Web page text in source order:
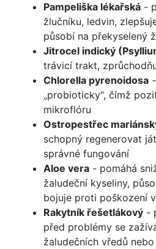
Pampeliška lékařská -
žlučníku, ledvin,
působí na překyselený
Jitrocel indický
trávicí trakt,
Chlorella pyrenoidosa
„probioticky“, čímž
mikroflóru
Ostropestřec
schopný regenerovat
správné fungování
Aloe vera - pomáhá
žaludeční kyseliny,
bojuje proti poškození
Rakytník řešetlákový -
před problémy se
žaludečních vředů